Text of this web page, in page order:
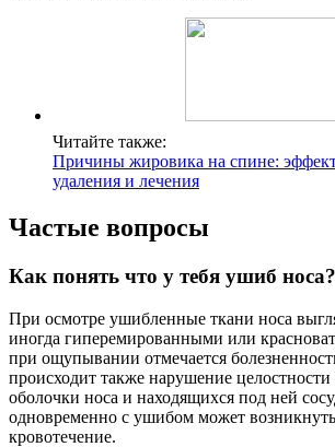
Читайте также:
Причины жировика на спине:
удаления и лечения
Частые вопросы
Как понять что у тебя ушиб носа?
При осмотре ушибленные ткани носа
иногда гиперемированными или
при ощупывании отмечается
происходит также нарушение целостности
оболочки носа и находящихся под ней
одновременно с ушибом может
кровотечение.